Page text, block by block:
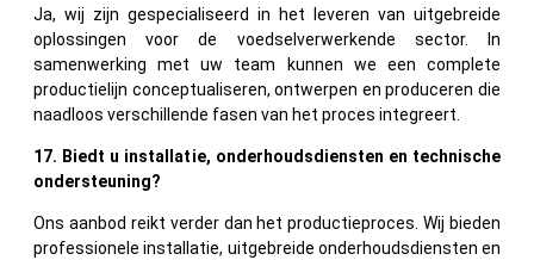
Ja, wij zijn gespecialiseerd in het leveren van uitgebreide
oplossingen voor de voedselverwerkende sector. In
samenwerking met uw team kunnen we een complete
productielijn conceptualiseren, ontwerpen en produceren die
naadloos verschillende fasen van het proces integreert.
17. Biedt u installatie, onderhoudsdiensten en technische
ondersteuning?
Ons aanbod reikt verder dan het productieproces. Wij bieden
professionele installatie, uitgebreide onderhoudsdiensten en